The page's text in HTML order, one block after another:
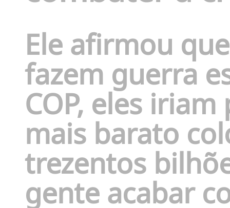
Ele afirmou
fazem guerra
COP, eles
mais barato
trezentos
gente acabar